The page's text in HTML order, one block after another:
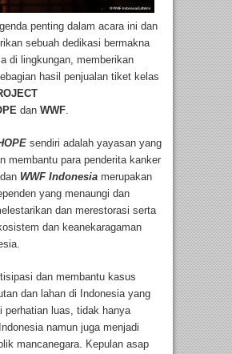
penting dalam acara ini dan
sebuah dedikasi bermakna
di lingkungan, memberikan
hasil penjualan tiket kelas
dan WWF.
sendiri adalah yayasan yang
membantu para penderita kanker
WWF Indonesia merupakan
yang menaungi dan
dan merestorasi serta
dan keanekaragaman
dan membantu kasus
dan lahan di Indonesia yang
perhatian luas, tidak hanya
namun juga menjadi
mancanegara. Kepulan asap